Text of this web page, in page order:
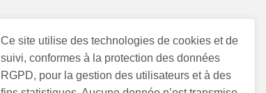
Ce site utilise des technologies de cookies et de
suivi, conformes à la protection des données
RGPD, pour la gestion des utilisateurs et à des